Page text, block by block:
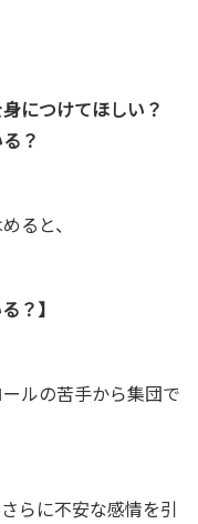
につけてほしい？
？
ると、
？】
ルの苦手から集団で
らに不安な感情を引